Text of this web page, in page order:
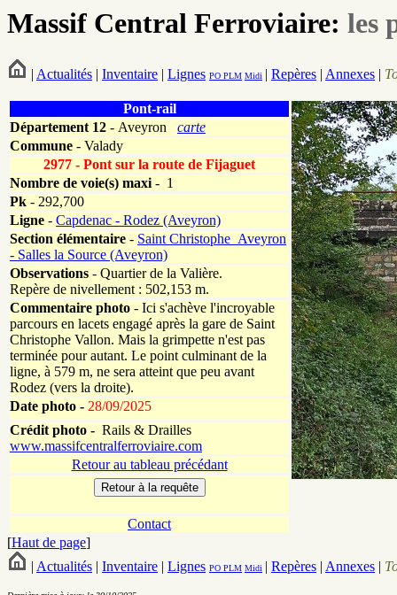
Massif Central Ferroviaire: les
| Actualités | Inventaire | Lignes PO PLM Midi | Repères | Annexes |
Pont-rail
Département 12 - Aveyron carte
Commune - Valady
2977 - Pont sur la route de Fijaguet
Nombre de voie(s) maxi- 1
Pk - 292,700
Ligne - Capdenac - Rodez (Aveyron)
Section élémentaire - Saint Christophe_Aveyron
- Salles la Source (Aveyron)
Observations - Quartier de la Valière.
Repère de nivellement : 502,153 m.
Commentaire photo - Ici s'achève l'incroyable
parcours en lacets engagé après la gare de Saint
Christophe Vallon. Mais la grimpette n'est pas
terminée pour autant. Le point culminant de la
ligne, à 579 m, ne sera atteint que peu avant
Rodez (vers la droite).
Date photo - 28/09/2025
Crédit photo - Rails & Drailles
www.massifcentralferroviaire.com
Retour au tableau précédant
Contact
[Haut de page]
| Actualités | Inventaire | Lignes PO PLM Midi | Repères | Annexes |